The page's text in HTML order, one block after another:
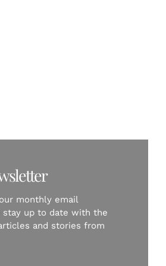
monthly email
up to date with the
and stories from